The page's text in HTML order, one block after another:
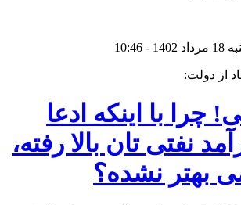
از دولت:
چرا با اینکه ادعا
نفتی تان بالا رفته،
بهتر نشده؟